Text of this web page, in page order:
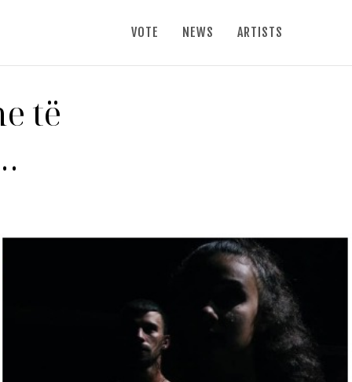
VOTE NEWS ARTISTS
të